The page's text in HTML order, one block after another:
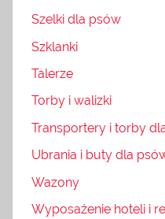
Szelki dla psów
Szklanki
Talerze
Torby i walizki
Transportery i torby
Ubrania i buty dla
Wazony
Wyposażenie hoteli i